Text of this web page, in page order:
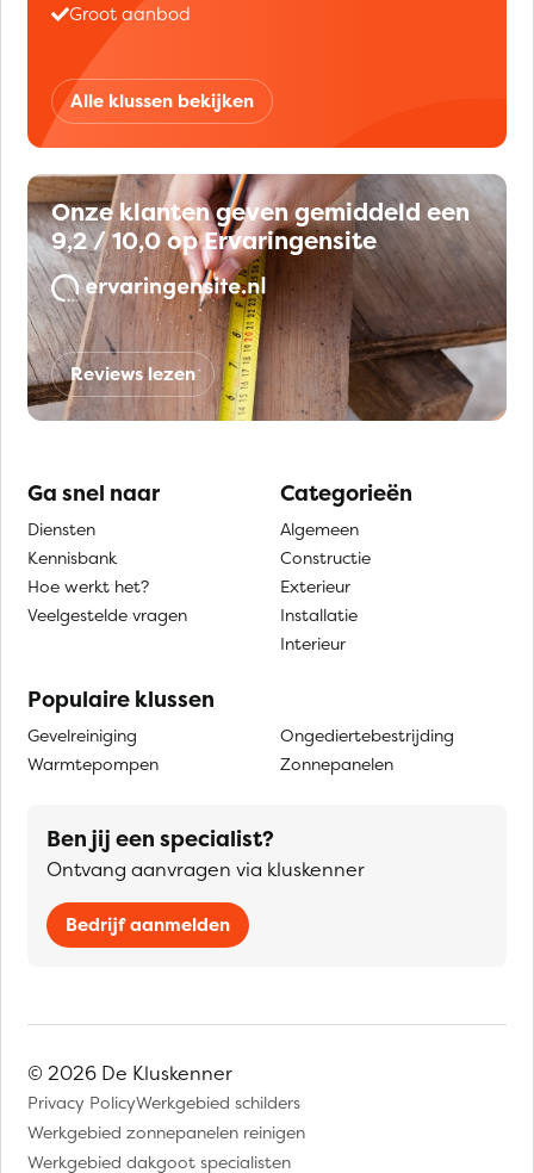
Groot aanbod
Alle klussen bekijken
Onze klanten geven gemiddeld een
9,2 / 10,0 op Ervaringensite
Reviews lezen
Ga snel naar
Diensten
Kennisbank
Hoe werkt het?
Veelgestelde vragen
Categorieën
Algemeen
Constructie
Exterieur
Installatie
Interieur
Populaire klussen
Gevelreiniging
Warmtepompen
Ongediertebestrijding
Zonnepanelen
Ben jij een specialist?
Ontvang aanvragen via kluskenner
Bedrijf aanmelden
© 2026 De Kluskenner
Privacy PolicyWerkgebied schilders
Werkgebied zonnepanelen reinigen
Werkgebied dakgoot specialisten